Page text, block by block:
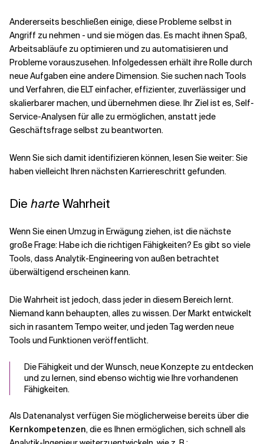
Andererseits beschließen einige, diese Probleme selbst in
Angriff zu nehmen - und sie mögen das. Es macht ihnen Spaß,
Arbeitsabläufe zu optimieren und zu automatisieren und
Probleme vorauszusehen. Infolgedessen erhält ihre Rolle durch
neue Aufgaben eine andere Dimension. Sie suchen nach Tools
und Verfahren, die ELT einfacher, effizienter, zuverlässiger und
skalierbarer machen, und übernehmen diese. Ihr Ziel ist es, Self-
Service-Analysen für alle zu ermöglichen, anstatt jede
Geschäftsfrage selbst zu beantworten.
Wenn Sie sich damit identifizieren können, lesen Sie weiter: Sie
haben vielleicht Ihren nächsten Karriereschritt gefunden.
Die harteWahrheit ️
Wenn Sie einen Umzug in Erwägung ziehen, ist die nächste
große Frage: Habe ich die richtigen Fähigkeiten? Es gibt so viele
Tools, dass Analytik-Engineering von außen betrachtet
überwältigend erscheinen kann.
Die Wahrheit ist jedoch, dass jeder in diesem Bereich lernt.
Niemand kann behaupten, alles zu wissen. Der Markt entwickelt
sich in rasantem Tempo weiter, und jeden Tag werden neue
Tools und Funktionen veröffentlicht.
Die Fähigkeit und der Wunsch, neue Konzepte zu entdecken
und zu lernen, sind ebenso wichtig wie Ihre vorhandenen
Fähigkeiten.
Als Datenanalyst verfügen Sie möglicherweise bereits über die
Kernkompetenzen, die es Ihnen ermöglichen, sich schnell als